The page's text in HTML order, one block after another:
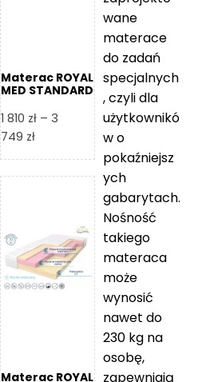
Materac ROYAL
MED STANDARD
1 810 zł – 3
749 złZakres
od
3
749 zł
Materac ROYAL
wane
materace
do zadań
specjalnych
, czyli dla
użytkownikó
w o
pokaźniejsz
ych
gabarytach.
Nośność
takiego
materaca
może
wynosić
nawet do
230 kg na
osobę,
zapewniają